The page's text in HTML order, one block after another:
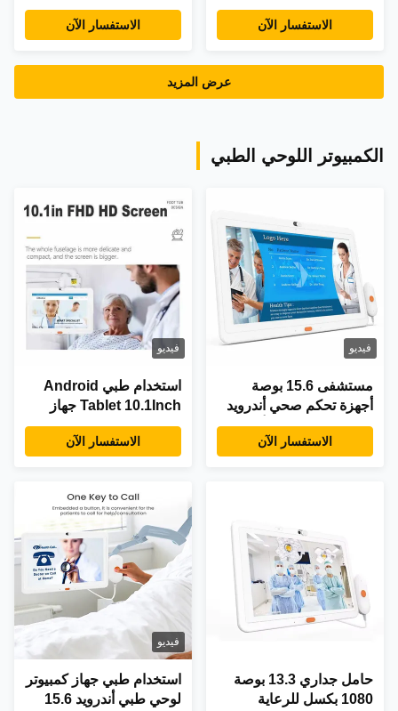
كل شيء في واحد مع
الاستفسار الآن
قابل للتثبيت على الحائط
الرقمية
الاستفسار الآن
عرض المزيد
الكمبيوتر اللوحي الطبي
فيديو
مستشفى 15.6 بوصة
أجهزة تحكم صحي أندرويد
كل شيء في واحد أجهزة
تحكم طبية صناعة الصف
الاستفسار الآن
فيديو
استخدام طبي Android
Tablet 10.1Inch جهاز
كمبيوتر لوحة طبي
Android للمستشفىالاستفسار الآن
حامل جداري 13.3 بوصة
1080 بكسل للرعاية
فيديو
استخدام طبي جهاز كمبيوتر
لوحي طبي أندرويد 15.6